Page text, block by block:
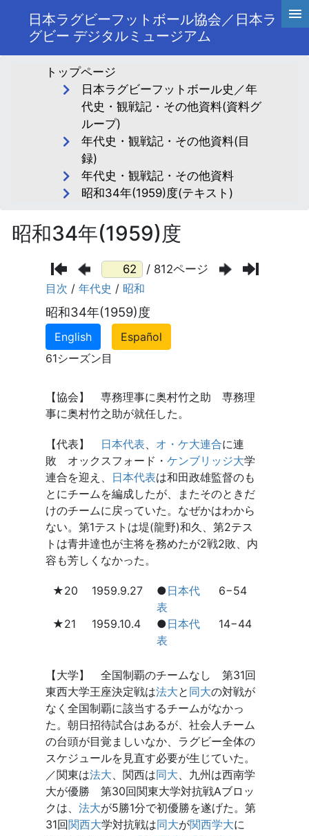
日本ラグビーフットボール協会／日本ラ
グビー デジタルミュージアム
トップページ
日本ラグビーフットボール史／年
代史・観戦記・その他資料(資料グ
ループ)
年代史・観戦記・その他資料(目
録)
年代史・観戦記・その他資料
昭和34年(1959)度(テキスト)
昭和34年(1959)度
/ 812ページ